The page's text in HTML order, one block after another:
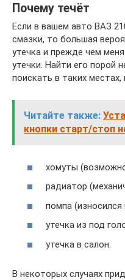
Почему течёт
Если в вашем авто ВАЗ
смазки, то большая
утечка и прежде чем
утечки. Найти его порой
поискать в таких местах,
Читайте также:
кнопки старт/стоп
хомуты
радиатор
помпа (износился
утечка из под
утечка в салон.
В некоторых случаях